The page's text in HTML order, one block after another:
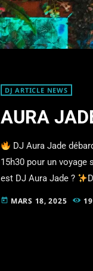
DJ ARTICLE NEWS
AURA
DJ Aura Jade
15h30 pour un
est DJ Aura Jade ?
extatique, astrologie
today MARS 18, 2025 19